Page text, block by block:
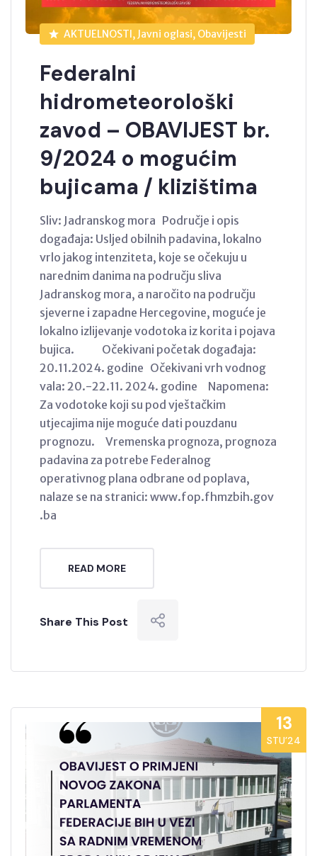
AKTUELNOSTI, Javni oglasi, Obavijesti
Federalni
hidrometeorološki
zavod – OBAVIJEST br.
9/2024 o mogućim
bujicama / klizištima
Sliv: Jadranskog mora Područje i opis
događaja: Usljed obilnih padavina, lokalno
vrlo jakog intenziteta, koje se očekuju u
narednim danima na području sliva
Jadranskog mora, a naročito na području
sjeverne i zapadne Hercegovine, moguće je
lokalno izlijevanje vodotoka iz korita i pojava
bujica. Očekivani početak događaja:
20.11.2024. godine Očekivani vrh vodnog
vala: 20.-22.11. 2024. godine Napomena:
Za vodotoke koji su pod vještačkim
utjecajima nije moguće dati pouzdanu
prognozu. Vremenska prognoza, prognoza
padavina za potrebe Federalnog
operativnog plana odbrane od poplava,
nalaze se na stranici: www.fop.fhmzbih.gov
.ba
READ MORE
Share This Post
13
STU’24